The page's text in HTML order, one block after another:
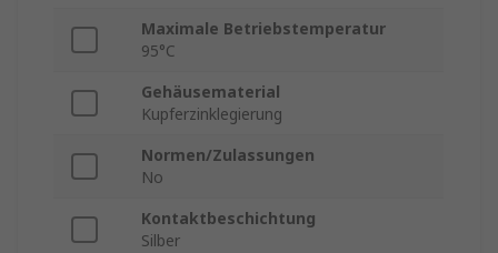
Maximale Betriebstemperatur
95°C
Gehäusematerial
Kupferzinklegierung
Normen/Zulassungen
No
Kontaktbeschichtung
Silber